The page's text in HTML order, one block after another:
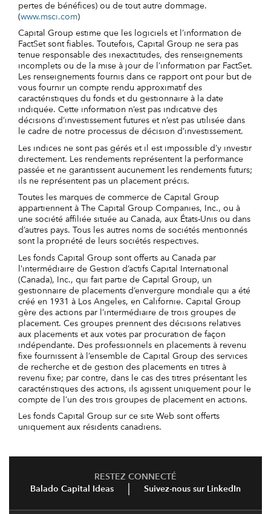
pertes de bénéfices) ou de tout autre dommage.
(www.msci.com)
Capital Group estime que les logiciels et l’information de
FactSet sont fiables. Toutefois, Capital Group ne sera pas
tenue responsable des inexactitudes, des renseignements
incomplets ou de la mise à jour de l’information par FactSet.
Les renseignements fournis dans ce rapport ont pour but de
vous fournir un compte rendu approximatif des
caractéristiques du fonds et du gestionnaire à la date
indiquée. Cette information n’est pas indicative des
décisions d’investissement futures et n’est pas utilisée dans
le cadre de notre processus de décision d’investissement.
Les indices ne sont pas gérés et il est impossible d’y investir
directement. Les rendements représentent la performance
passée et ne garantissent aucunement les rendements futurs;
ils ne représentent pas un placement précis.
Toutes les marques de commerce de Capital Group
appartiennent à The Capital Group Companies, Inc., ou à
une société affiliée située au Canada, aux États-Unis ou dans
d’autres pays. Tous les autres noms de sociétés mentionnés
sont la propriété de leurs sociétés respectives.
Les fonds Capital Group sont offerts au Canada par
l’intermédiaire de Gestion d’actifs Capital International
(Canada), Inc., qui fait partie de Capital Group, un
gestionnaire de placements d’envergure mondiale qui a été
créé en 1931 à Los Angeles, en Californie. Capital Group
gère des actions par l’intermédiaire de trois groupes de
placement. Ces groupes prennent des décisions relatives
aux placements et aux votes par procuration de façon
indépendante. Des professionnels en placements à revenu
fixe fournissent à l’ensemble de Capital Group des services
de recherche et de gestion des placements en titres à
revenu fixe; par contre, dans le cas des titres présentant les
caractéristiques des actions, ils agissent uniquement pour le
compte de l’un des trois groupes de placement en actions.
Les fonds Capital Group sur ce site Web sont offerts
uniquement aux résidents canadiens.
RESTEZ CONNECTÉ
Balado Capital Ideas
Suivez-nous sur LinkedIn